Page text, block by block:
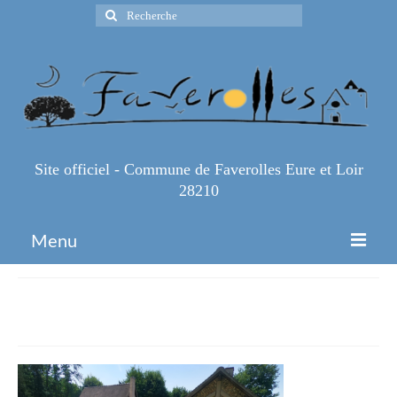
Rechercher
:
Site officiel - Commune de Faverolles Eure et Loir
28210
Menu
Infos Pratiques